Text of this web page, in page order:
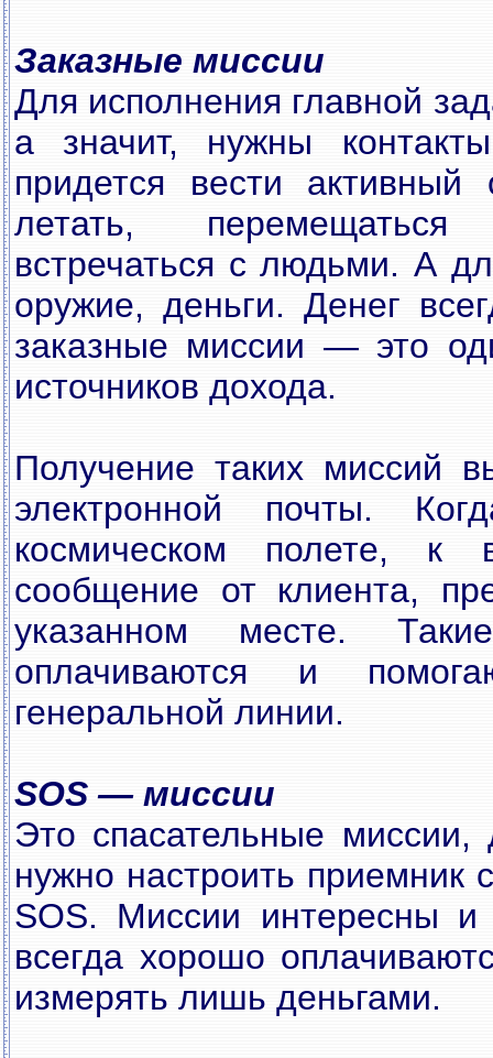
Заказные миссии
Для исполнения главной
а значит, нужны
придется вести
летать,
встречаться с людьми. А
оружие, деньги. Денег
заказные миссии — это
источников дохода.
Получение таких миссий
электронной почты.
космическом полете, к
сообщение от клиента,
указанном месте.
оплачиваются и
генеральной линии.
SOS — миссии
Это спасательные миссии,
нужно настроить приемник
SOS. Миссии интересны
всегда хорошо
измерять лишь деньгами.